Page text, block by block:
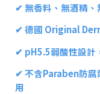
✔ 無香料、無酒精、
✔ 德國 Original
✔ pH5.5弱酸性設計
✔ 不含Paraben防腐
用